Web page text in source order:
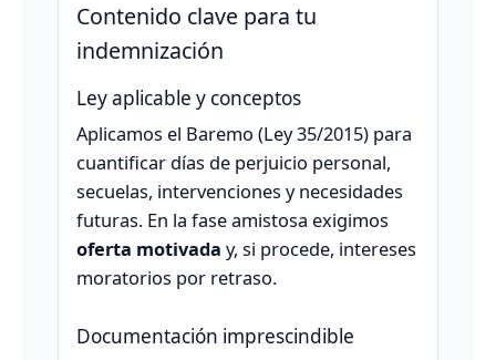
Contenido clave para tu
indemnización
Ley aplicable y conceptos
Aplicamos el Baremo (Ley 35/2015) para
cuantificar días de perjuicio personal,
secuelas, intervenciones y necesidades
futuras. En la fase amistosa exigimos
oferta motivada y, si procede, intereses
moratorios por retraso.
Documentación imprescindible